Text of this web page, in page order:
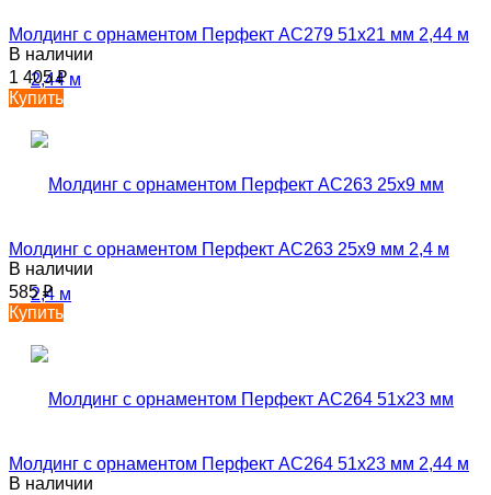
Молдинг с орнаментом Перфект AC279 51х21 мм 2,44 м
В наличии
1 405₽
Купить
Молдинг с орнаментом Перфект AC263 25х9 мм 2,4 м
В наличии
585₽
Купить
Молдинг с орнаментом Перфект AC264 51х23 мм 2,44 м
В наличии